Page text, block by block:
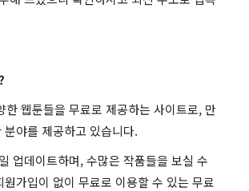
한 웹툰들을 무료로 제공하는 사이트로, 만
분야를 제공하고 있습니다.
업데이트하며, 수많은 작품들을 보실 수
원가입이 없이 무료로 이용할 수 있는 무료